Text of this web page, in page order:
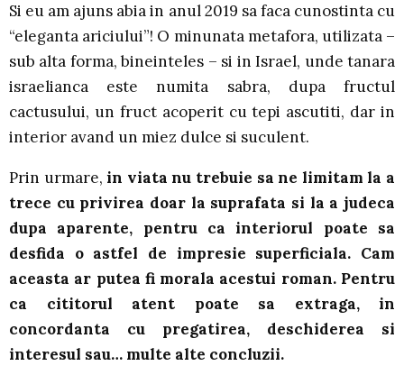
Si eu am ajuns abia in anul 2019 sa faca cunostinta cu
“eleganta ariciului”! O minunata metafora, utilizata –
sub alta forma, bineinteles – si in Israel, unde tanara
israelianca este numita sabra, dupa fructul
cactusului, un fruct acoperit cu tepi ascutiti, dar in
interior avand un miez dulce si suculent.
Prin urmare,in viata nu trebuie sa ne limitam la a
trece cu privirea doar la suprafata si la a judeca
dupa aparente, pentru ca interiorul poate sa
desfida o astfel de impresie superficiala. Cam
aceasta ar putea fi morala acestui roman. Pentru
ca cititorul atent poate sa extraga, in
concordanta cu pregatirea, deschiderea si
interesul sau… multe alte concluzii.